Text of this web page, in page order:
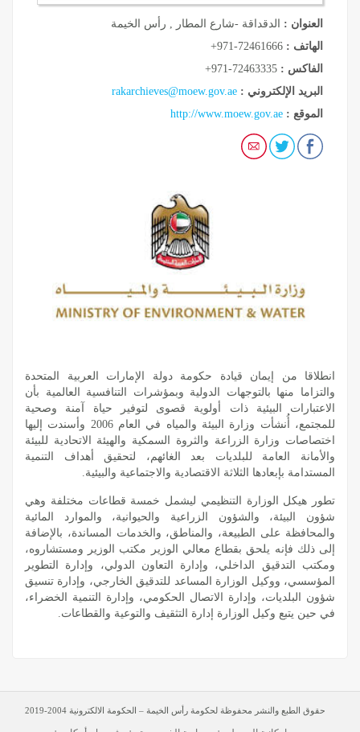
العنوان :
الدقداقة -شارع المطار , رأس الخيمة
الهاتف : +971-72461666
الفاكس : +971-72463335
البريد الإلكتروني : rakarchieves@moew.gov.ae
الموقع : http://www.moew.gov.ae
انطلاقا من إيمان قيادة حكومة دولة الإمارات العربية المتحدة
والتزاما منها بالتوجهات الدولية وبمؤشرات التنافسية العالمية بأن
الاعتبارات البيئية ذات أولوية قصوى لتوفير حياة آمنة وصحية
للمجتمع، أُنشأت وزارة البيئة والمياه في العام 2006 وأسندت إليها
اختصاصات وزارة الزراعة والثروة السمكية والهيئة الاتحادية للبيئة
والأمانة العامة للبلديات بعد الغائهم، لتحقيق أهداف التنمية
المستدامة بإبعادها الثلاثة الاقتصادية والاجتماعية والبيئية.
تطور هيكل الوزارة التنظيمي ليشمل خمسة قطاعات مختلفة وهي
شؤون البيئة، والشؤون الزراعية والحيوانية، والموارد المائية
والمحافظة على الطبيعة، والمناطق، والخدمات المساندة، بالإضافة
إلى ذلك فإنه يلحق بقطاع معالي الوزير مكتب الوزير ومستشاروه،
ومكتب التدقيق الداخلي، وإدارة التعاون الدولي، وإدارة التطوير
المؤسسي، ووكيل الوزارة المساعد للتدقيق الخارجي، وإدارة تنسيق
شؤون البلديات، وإدارة الاتصال الحكومي، وإدارة التنمية الخضراء،
في حين يتبع وكيل الوزارة إدارة التثقيف والتوعية والقطاعات.
حقوق الطبع والنشر محفوظة لحكومة رأس الخيمة – الحكومة الالكترونية 2004-2019